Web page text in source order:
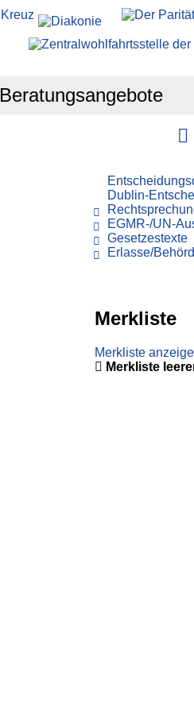
Beratungsangebote
Dublin-
EGMR-/UN-
Gesetzestexte
Erlasse/
Merkliste
Merkliste
Merkliste